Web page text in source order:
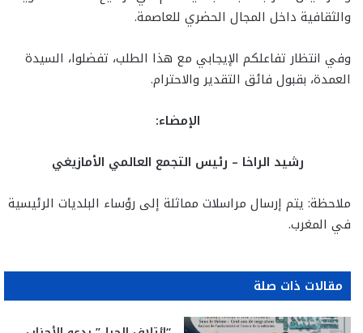
والثقافية داخل المجال الحضري للعاصمة.
وفي انتظار تفاعلكم الإيجابي مع هذا الطلب، تفضلوا، السيدة
العمدة، بقبول فائق التقدير والاحترام.
الإمضاء:
رشيد الراخا – رئيس التجمع العالمي الأمازيغي
ملاحظة: يتم إرسال مراسلات مماثلة إلى رؤساء البلديات الرئيسية
في المغرب.
مقالات ذات صلة